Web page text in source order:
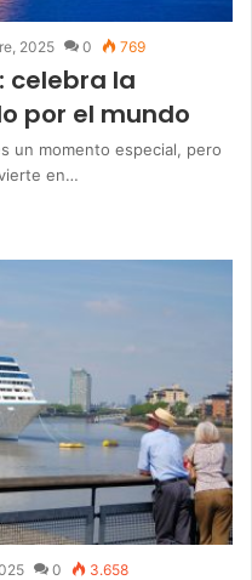
2025 0 769
celebra la
por el mundo
un momento especial, pero
en…
0 3.658